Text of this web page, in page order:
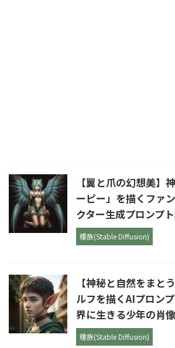
【翼と爪の幻想美】
ーピー」を描くファ
クター生成プロンプ
種族(Stable Diffusion)
【神秘と自然をまと
ルフを描くAIプロン
界に生きる少年の肖
種族(Stable Diffusion)